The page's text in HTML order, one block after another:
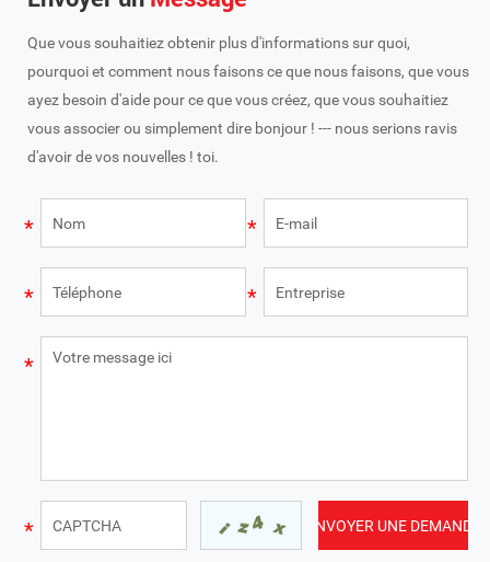
Que vous souhaitiez obtenir plus d'informations sur quoi,
pourquoi et comment nous faisons ce que nous faisons, que vous
ayez besoin d'aide pour ce que vous créez, que vous souhaitiez
vous associer ou simplement dire bonjour ! --- nous serions ravis
d'avoir de vos nouvelles ! toi.